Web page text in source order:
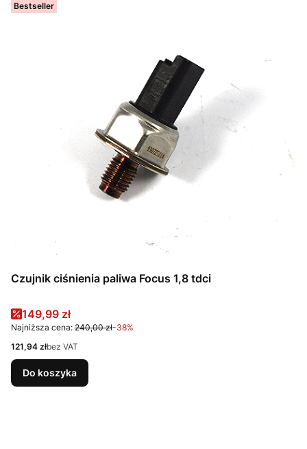
Bestseller
Czujnik ciśnienia paliwa Focus 1,8 tdci
Cena promocyjna
149,99 zł
Najniższa cena: 240,00 zł-38%
Cena
121,94 złbez VAT
Do koszyka